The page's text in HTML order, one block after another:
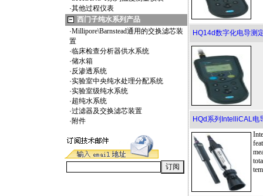
·其他过程仪表
西门子纯水系列产品
·Millipore\Barnstead通用的交换滤芯装
置
·临床检查分析器供水系统
·储水箱
·反渗透系统
·实验室中央纯水处理分配系统
·实验室级纯水系统
·超纯水系统
·过滤器及交换滤芯装置
·附件
HQ14d数字化电导测
HQd系列IntelliCAL电